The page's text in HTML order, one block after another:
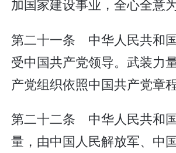
加国家建设事业，全心全意
第二十一条 中华人民共和
受中国共产党领导。武装力
产党组织依照中国共产党章
第二十二条 中华人民共和
量，由中国人民解放军、中